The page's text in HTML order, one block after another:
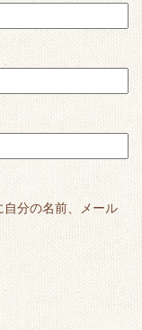
分の名前、メール